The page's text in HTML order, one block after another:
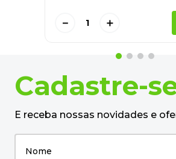
Mordedor Pet Plástico